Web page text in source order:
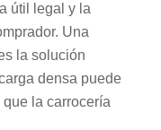
útil legal y la
Una
la solución
densa puede
la carrocería